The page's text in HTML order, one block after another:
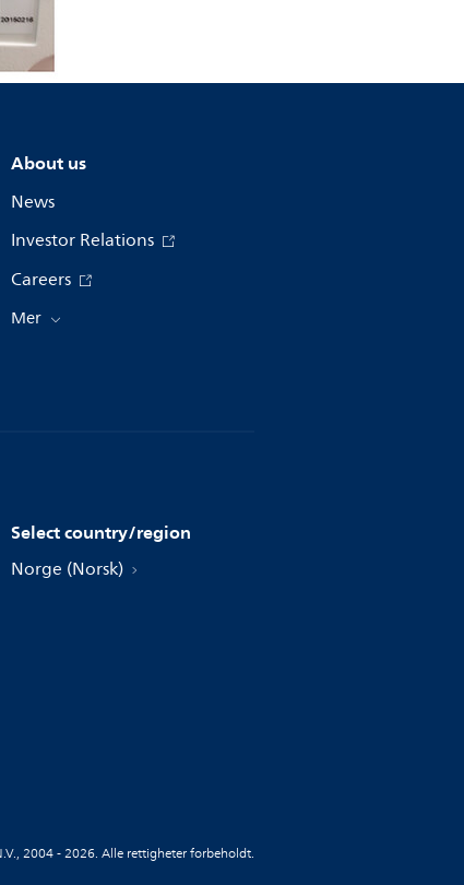
About us
News
Investor Relations
Careers
Mer
Select country/region
Norge (Norsk)
2004 - 2026. Alle rettigheter forbeholdt.